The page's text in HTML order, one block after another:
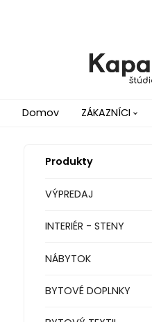
Domov ZÁKAZNÍCI
Produkty
VÝPREDAJ
INTERIÉR - STENY
NÁBYTOK
BYTOVÉ DOPLNKY